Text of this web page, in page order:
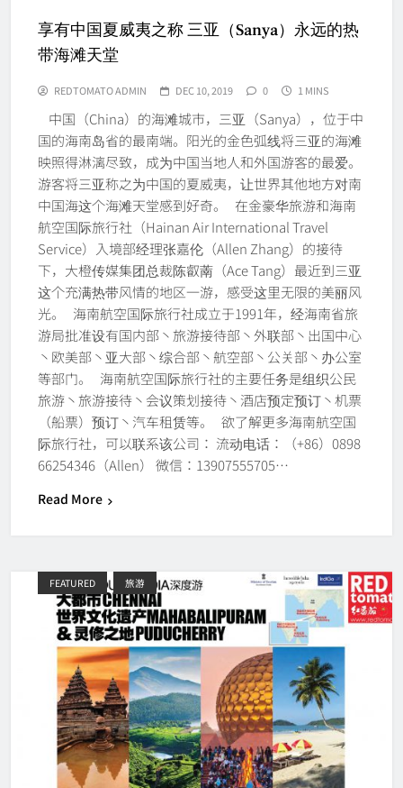
享有中国夏威夷之称 三亚（Sanya）永远的热
带海滩天堂
REDTOMATO ADMIN DEC 10, 2019 0 1 MINS
中国（China）的海滩城市，三亚（Sanya），位于中
国的海南岛省的最南端。阳光的金色弧线将三亚的海滩
映照得淋漓尽致，成为中国当地人和外国游客的最爱。
游客将三亚称之为中国的夏威夷，让世界其他地方对南
中国海这个海滩天堂感到好奇。 在金豪华旅游和海南
航空国际旅行社（Hainan Air International Travel
Service）入境部经理张嘉伦（Allen Zhang）的接待
下，大橙传媒集团总裁陈叡萳（Ace Tang）最近到三亚
这个充满热带风情的地区一游，感受这里无限的美丽风
光。 海南航空国际旅行社成立于1991年，经海南省旅
游局批准设有国内部丶旅游接待部丶外联部丶出国中心
丶欧美部丶亚大部丶综合部丶航空部丶公关部丶办公室
等部门。 海南航空国际旅行社的主要任务是组织公民
旅游丶旅游接待丶会议策划接待丶酒店预定预订丶机票
（船票）预订丶汽车租赁等。 欲了解更多海南航空国
际旅行社，可以联系该公司： 流动电话：（+86）0898
66254346（Allen） 微信：13907555705…
Read More
FEATURED 旅游